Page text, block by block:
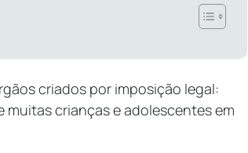
criados por imposição legal:
muitas crianças e adolescentes em